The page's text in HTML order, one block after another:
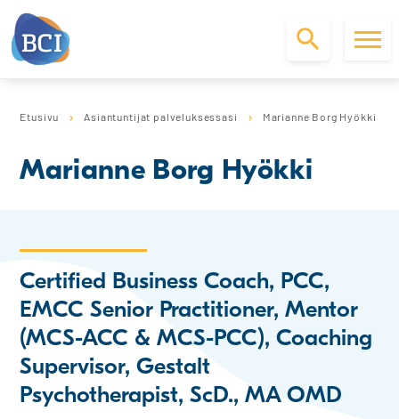
Etusivu Asiantuntijat palveluksessasi Marianne Borg Hyökki
Marianne Borg Hyökki
Certified Business Coach, PCC,
EMCC Senior Practitioner, Mentor
(MCS-ACC & MCS-PCC), Coaching
Supervisor, Gestalt
Psychotherapist, ScD., MA OMD